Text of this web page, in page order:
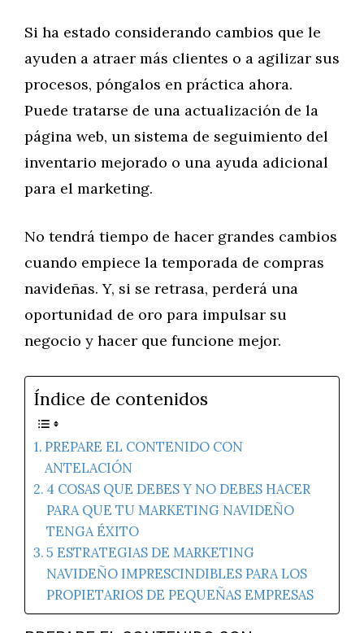
Si ha estado considerando cambios que le
ayuden a atraer más clientes o a agilizar sus
procesos, póngalos en práctica ahora.
Puede tratarse de una actualización de la
página web, un sistema de seguimiento del
inventario mejorado o una ayuda adicional
para el marketing.
No tendrá tiempo de hacer grandes cambios
cuando empiece la temporada de compras
navideñas. Y, si se retrasa, perderá una
oportunidad de oro para impulsar su
negocio y hacer que funcione mejor.
Índice de contenidos
PREPARE EL CONTENIDO CON
ANTELACIÓN
4 COSAS QUE DEBES Y NO DEBES HACER
PARA QUE TU MARKETING NAVIDEÑO
TENGA ÉXITO
5 ESTRATEGIAS DE MARKETING
NAVIDEÑO IMPRESCINDIBLES PARA LOS
PROPIETARIOS DE PEQUEÑAS EMPRESAS